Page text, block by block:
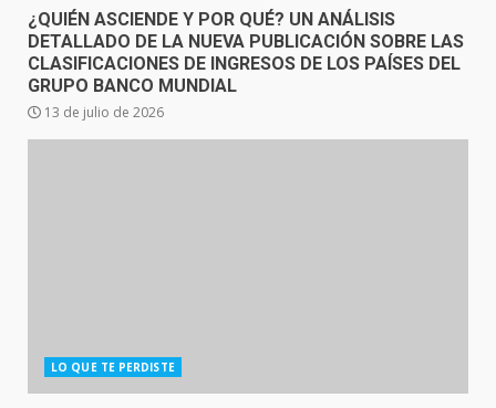
¿QUIÉN ASCIENDE Y POR QUÉ? UN ANÁLISIS
DETALLADO DE LA NUEVA PUBLICACIÓN SOBRE LAS
CLASIFICACIONES DE INGRESOS DE LOS PAÍSES DEL
GRUPO BANCO MUNDIAL
13 de julio de 2026
LO QUE TE PERDISTE